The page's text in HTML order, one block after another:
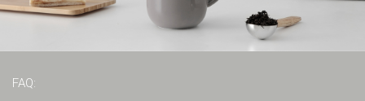
FAQ: